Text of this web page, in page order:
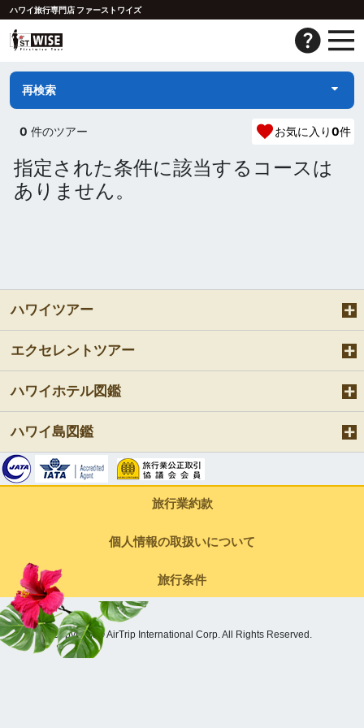
ハワイ旅行専門店 ファーストワイズ
再検索
0 件のツアー お気に入り0件
指定された条件に該当するコースは
ありません。
ハワイツアー
エクセレントツアー
ハワイホテル図鑑
ハワイ島図鑑
旅行業約款
個人情報の取扱いについて
旅行条件
Copyright © AirTrip International Corp. All Rights Reserved.